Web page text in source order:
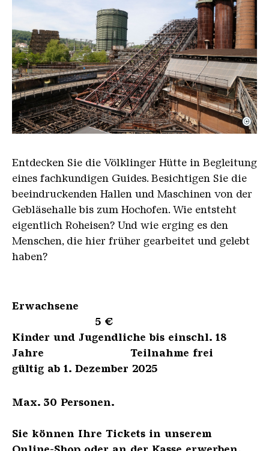
Der Erzschrägaufzug der Völklinger Hütte mit
Copyright: Weltkulturerbe Völklinger Hütte | Karl
©
Entdecken Sie die Völklinger Hütte in Begleitung
eines fachkundigen Guides. Besichtigen Sie die
beeindruckenden Hallen und Maschinen von der
Gebläsehalle bis zum Hochofen. Wie entsteht
eigentlich Roheisen? Und wie erging es den
Menschen, die hier früher gearbeitet und gelebt
haben?
Erwachsene
5 €
Kinder und Jugendliche bis einschl. 18
Jahre Teilnahme frei
gültig ab 1. Dezember 2025
Max. 30 Personen.
Sie können Ihre Tickets in unserem